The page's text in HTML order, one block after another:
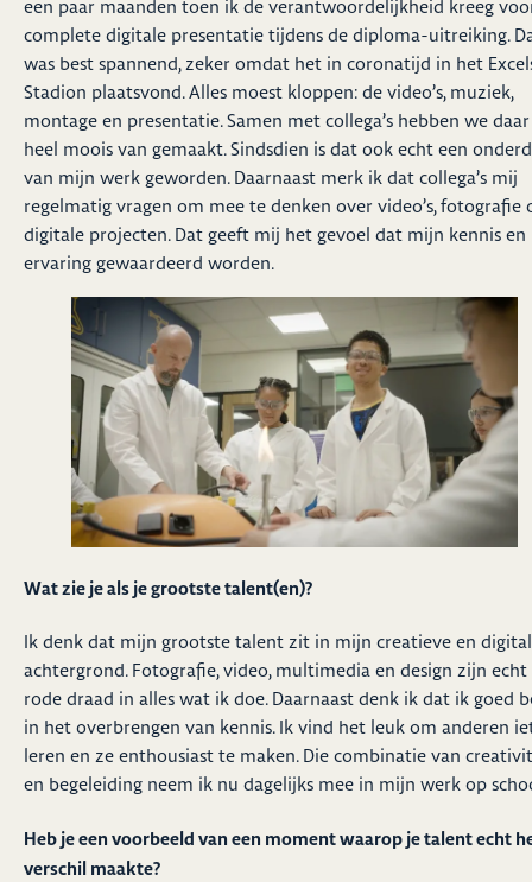
een paar maanden toen ik de verantwoordelijkheid kreeg
complete digitale presentatie tijdens de diploma-uitreiking.
was best spannend, zeker omdat het in coronatijd in het
Stadion plaatsvond. Alles moest kloppen: de video’s, muziek,
montage en presentatie. Samen met collega’s hebben we
heel moois van gemaakt. Sindsdien is dat ook echt een
van mijn werk geworden. Daarnaast merk ik dat collega’s mij
regelmatig vragen om mee te denken over video’s, fotografie
digitale projecten. Dat geeft mij het gevoel dat mijn kennis en
ervaring gewaardeerd worden.
Wat zie je als je grootste talent(en)?
Ik denk dat mijn grootste talent zit in mijn creatieve en
achtergrond. Fotografie, video, multimedia en design zijn echt
rode draad in alles wat ik doe. Daarnaast denk ik dat ik goed
in het overbrengen van kennis. Ik vind het leuk om anderen
leren en ze enthousiast te maken. Die combinatie van
en begeleiding neem ik nu dagelijks mee in mijn werk op
Heb je een voorbeeld van een moment waarop je talent echt
verschil maakte?